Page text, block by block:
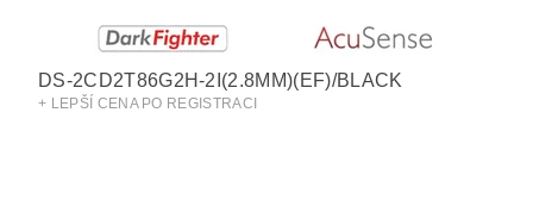
DS-2CD2T86G2H-2I(2.8MM)(EF)/BLACK
+ LEPŠÍ CENA PO REGISTRACI